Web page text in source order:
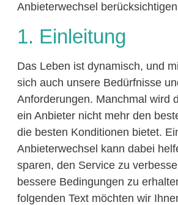
Anbieterwechsel
1. Einleitung
Das Leben ist dynamisch, und
sich auch unsere Bedürfnisse
Anforderungen. Manchmal wird
ein Anbieter nicht mehr den
die besten Konditionen bietet.
Anbieterwechsel kann dabei
sparen, den Service zu
bessere Bedingungen zu
folgenden Text möchten wir